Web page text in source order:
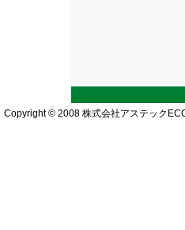
Copyright © 2008 株式会社アステック